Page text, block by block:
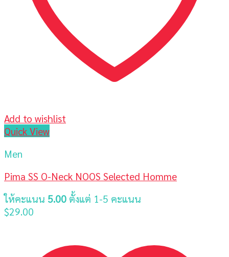
Add to wishlist
Quick View
Men
Pima SS O-Neck NOOS Selected Homme
ให้คะแนน 5.00 ตั้งแต่ 1-5 คะแนน
$29.00